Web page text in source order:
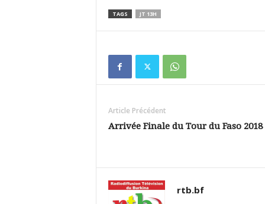
TAGS JT 13H
Article Précédent
Arrivée Finale du Tour du Faso 2018
rtb.bf